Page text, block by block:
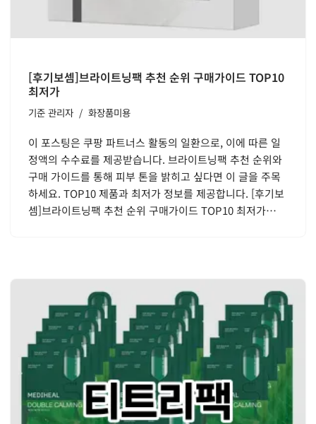
[후기보셈]브라이트닝팩 추천 순위 구매가이드 TOP10
최저가
기준 관리자 화장품미용
이 포스팅은 쿠팡 파트너스 활동의 일환으로, 이에 따른 일
정액의 수수료를 제공받습니다. 브라이트닝팩 추천 순위와
구매 가이드를 통해 피부 톤을 밝히고 싶다면 이 글을 주목
하세요. TOP10 제품과 최저가 정보를 제공합니다. [후기보
셈]브라이트닝팩 추천 순위 구매가이드 TOP10 최저가…